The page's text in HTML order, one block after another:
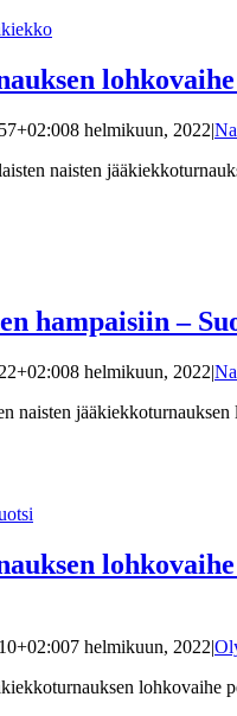
8 helmikuun, 2022|
naisten
hampaisiin –
8 helmikuun, 2022|
naisten
7 helmikuun, 2022|
lohkovaihe